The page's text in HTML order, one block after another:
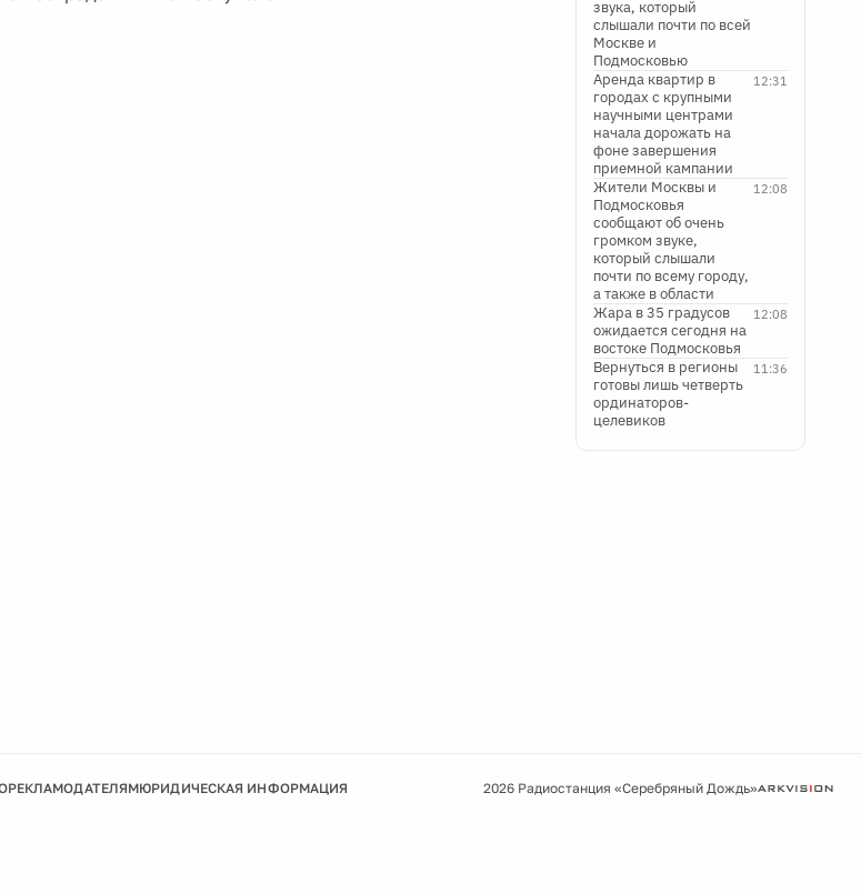
звука, который
слышали почти по всей
Москве и
Подмосковью
12:31
Аренда квартир в
городах с крупными
научными центрами
начала дорожать на
фоне завершения
приемной кампании
12:08
Жители Москвы и
Подмосковья
сообщают об очень
громком звуке,
который слышали
почти по всему городу,
а также в области
12:08
Жара в 35 градусов
ожидается сегодня на
востоке Подмосковья
11:36
Вернуться в регионы
готовы лишь четверть
ординаторов-
целевиков
РЕКЛАМОДАТЕЛЯМЮРИДИЧЕСКАЯ ИНФОРМАЦИЯ 2026 Радиостанция «Серебряный Дождь»